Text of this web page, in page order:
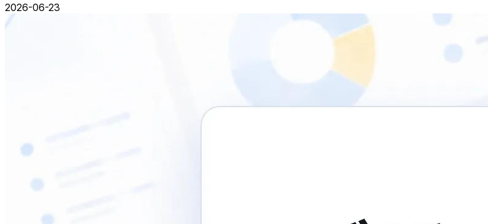
2026-06-23